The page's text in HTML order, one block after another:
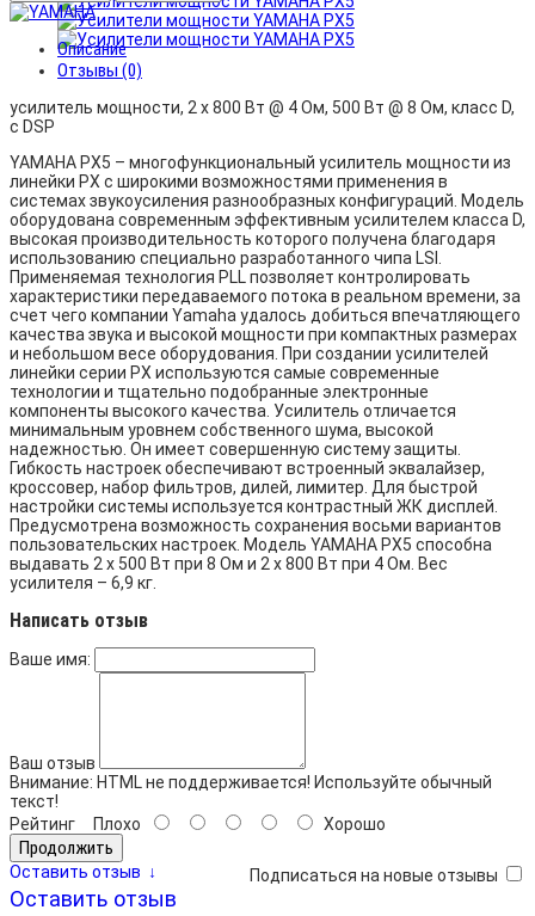
Описание
Отзывы (0)
усилитель мощности, 2 x 800 Вт @ 4 Ом, 500 Вт @ 8 Ом, класс D,
с DSP
YAMAHA PX5 – многофункциональный усилитель мощности из
линейки PX с широкими возможностями применения в
системах звукоусиления разнообразных конфигураций. Модель
оборудована современным эффективным усилителем класса D,
высокая производительность которого получена благодаря
использованию специально разработанного чипа LSI.
Применяемая технология PLL позволяет контролировать
характеристики передаваемого потока в реальном времени, за
счет чего компании Yamaha удалось добиться впечатляющего
качества звука и высокой мощности при компактных размерах
и небольшом весе оборудования. При создании усилителей
линейки серии PX используются самые современные
технологии и тщательно подобранные электронные
компоненты высокого качества. Усилитель отличается
минимальным уровнем собственного шума, высокой
надежностью. Он имеет совершенную систему защиты.
Гибкость настроек обеспечивают встроенный эквалайзер,
кроссовер, набор фильтров, дилей, лимитер. Для быстрой
настройки системы используется контрастный ЖК дисплей.
Предусмотрена возможность сохранения восьми вариантов
пользовательских настроек. Модель YAMAHA PX5 способна
выдавать 2 х 500 Вт при 8 Ом и 2 х 800 Вт при 4 Ом. Вес
усилителя – 6,9 кг.
Написать отзыв
Ваше имя:
Ваш отзыв
Внимание: HTML не поддерживается! Используйте обычный
текст!
Рейтинг Плохо Хорошо
Продолжить
Подписаться на новые отзывы
Оставить отзыв ↓
Оставить отзыв